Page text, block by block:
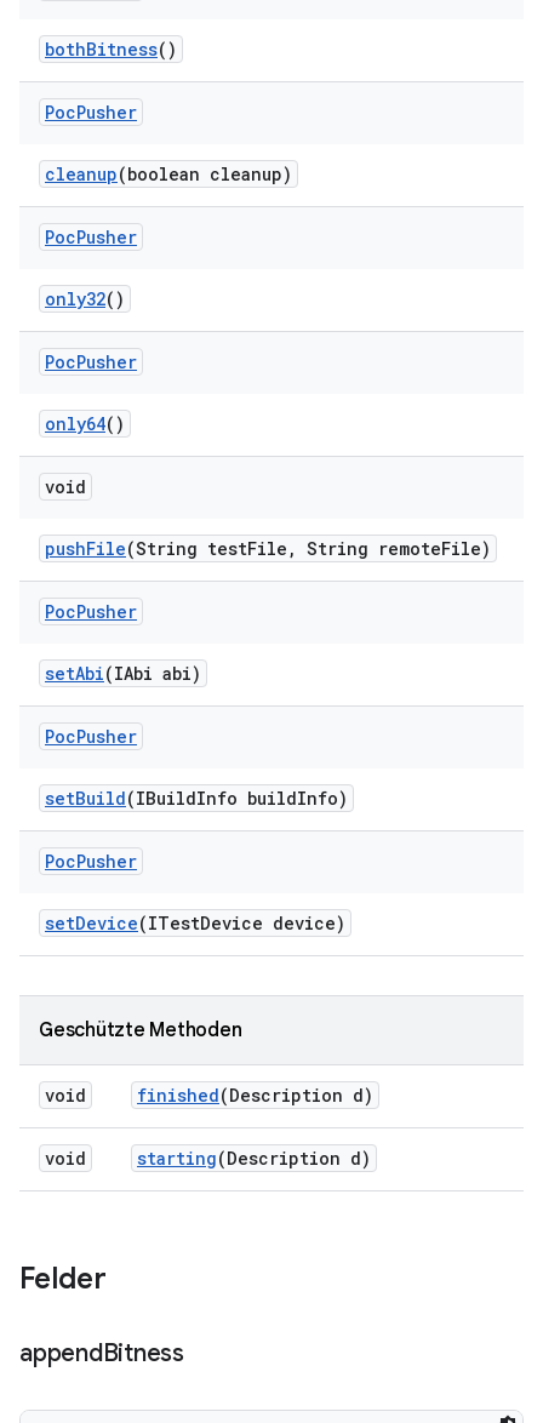
bothBitness()
PocPusher
cleanup(boolean cleanup)
PocPusher
only32()
PocPusher
only64()
void
pushFile(String testFile , String remoteFile)
PocPusher
setAbi(IAbi abi)
PocPusher
setBuild(IBuildInfo buildInfo)
PocPusher
setDevice(ITestDevice device)
Geschützte Methoden
void finished(Description d)
void starting(Description d)
Felder
appendBitness